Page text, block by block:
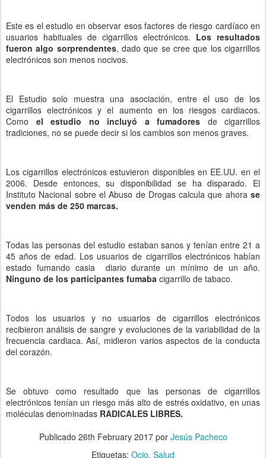
Este es el estudio en observar esos factores de riesgo cardíaco en
usuarios habituales de cigarrillos electrónicos. Los resultados
fueron algo sorprendentes, dado que se cree que los cigarrillos
electrónicos son menos nocivos.
El Estudio solo muestra una asociación, entre el uso de los
cigarrillos electrónicos y el aumento en los riesgos cardiacos.
Como el estudio no incluyó a fumadores de cigarrillos
tradiciones, no se puede decir si los cambios son menos graves.
Los cigarrillos electrónicos estuvieron disponibles en EE.UU. en el
2006. Desde entonces, su disponibilidad se ha disparado. El
Instituto Nacional sobre el Abuso de Drogas calcula que ahora se
venden más de 250 marcas.
Todas las personas del estudio estaban sanos y tenían entre 21 a
45 años de edad. Los usuarios de cigarrillos electrónicos habían
estado fumando casia diario durante un mínimo de un año.
Ninguno de los participantes fumaba cigarrillo de tabaco.
Todos los usuarios y no usuarios de cigarrillos electrónicos
recibieron análisis de sangre y evoluciones de la variabilidad de la
frecuencia cardiaca. Así, midieron varios aspectos de la conducta
del corazón.
Se obtuvo como resultado que las personas de cigarrillos
electrónicos tenían un riesgo más alto de estrés oxidativo, en unas
moléculas denominadas RADICALES LIBRES.
Publicado 26th February 2017por Jesús Pacheco
Etiquetas: Ocio Salud